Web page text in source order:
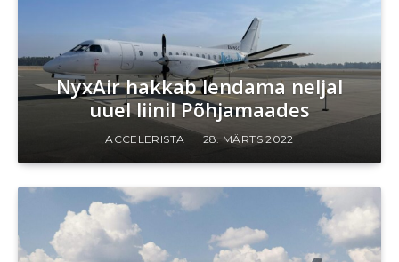
NyxAir hakkab lendama neljal
uuel liinil Põhjamaades
ACCELERISTA 28. MÄRTS 2022